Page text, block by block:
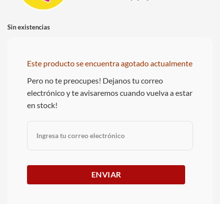
Sin existencias
Este producto se encuentra agotado actualmente
Pero no te preocupes! Dejanos tu correo
electrónico y te avisaremos cuando vuelva a estar
en stock!